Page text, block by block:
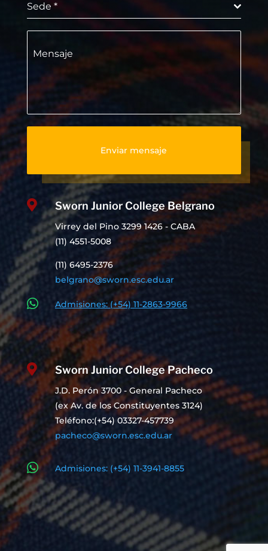
Sede *
Mensaje
Enviar mensaje
 Sworn Junior College Belgrano
Virrey del Pino 3299 1426 - CABA
(11) 4551-5008
(11) 6495-2376
belgrano@sworn.esc.edu.ar
 Admisiones: (+54) 11-2863-9966
 Sworn Junior College Pacheco
J.D. Perón 3700 - General Pacheco
(ex Av. de los Constituyentes 3124)
Teléfono:(+54) 03327-457739
pacheco@sworn.esc.edu.ar
 Admisiones: (+54) 11-3941-8855